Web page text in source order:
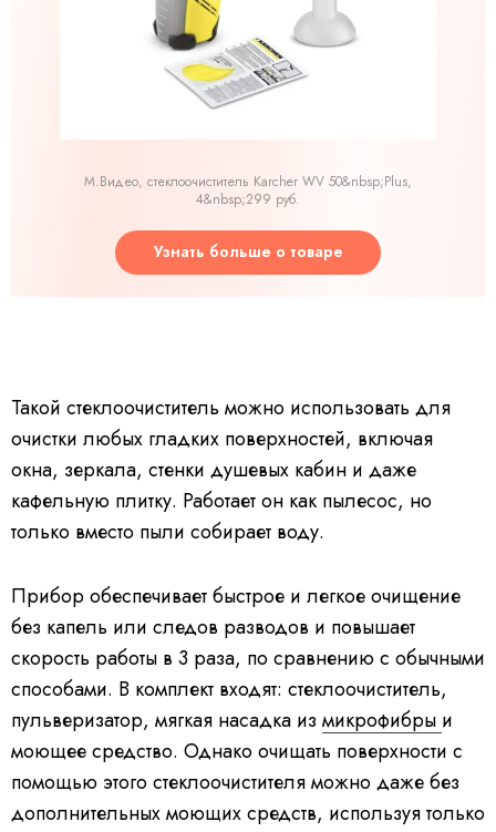
М.Видео, стеклоочиститель Karcher WV 50&nbsp;Plus,
4&nbsp;299 руб.
Узнать больше о товаре
Такой стеклоочиститель можно использовать для
очистки любых гладких поверхностей, включая
окна, зеркала, стенки душевых кабин и даже
кафельную плитку. Работает он как пылесос, но
только вместо пыли собирает воду.
Прибор обеспечивает быстрое и легкое очищение
без капель или следов разводов и повышает
скорость работы в 3 раза, по сравнению с обычными
способами. В комплект входят: стеклоочиститель,
пульверизатор, мягкая насадка из микрофибры и
моющее средство. Однако очищать поверхности с
помощью этого стеклоочистителя можно даже без
дополнительных моющих средств, используя только